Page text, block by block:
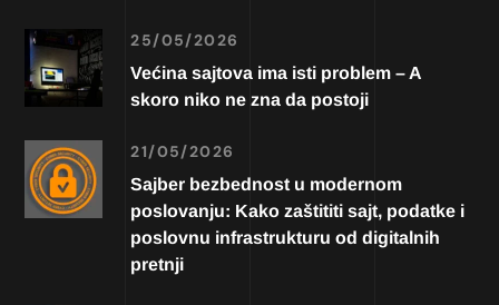
25/05/2026
Većina sajtova ima isti problem – A
skoro niko ne zna da postoji
21/05/2026
Sajber bezbednost u modernom
poslovanju: Kako zaštititi sajt, podatke i
poslovnu infrastrukturu od digitalnih
pretnji